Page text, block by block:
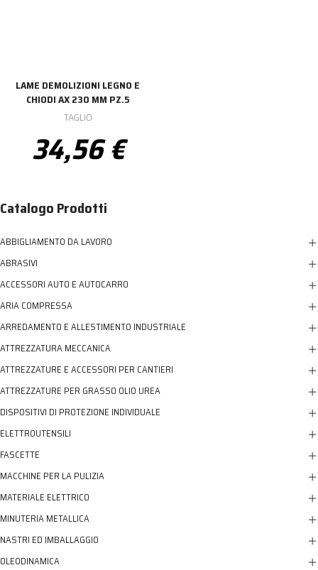
LAME DEMOLIZIONI LEGNO E
CHIODI AX 230 MM PZ.5
TAGLIO
34,56 €
Catalogo Prodotti
ABBIGLIAMENTO DA LAVORO
ABRASIVI
ACCESSORI AUTO E AUTOCARRO
ARIA COMPRESSA
ARREDAMENTO E ALLESTIMENTO INDUSTRIALE
ATTREZZATURA MECCANICA
ATTREZZATURE E ACCESSORI PER CANTIERI
ATTREZZATURE PER GRASSO OLIO UREA
DISPOSITIVI DI PROTEZIONE INDIVIDUALE
ELETTROUTENSILI
FASCETTE
MACCHINE PER LA PULIZIA
MATERIALE ELETTRICO
MINUTERIA METALLICA
NASTRI ED IMBALLAGGIO
OLEODINAMICA